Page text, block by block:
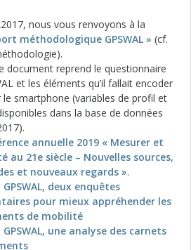
nous vous renvoyons à la
méthodologique GPSWAL » (cf.
document reprend le questionnaire
et les éléments qu’il fallait encoder
le smartphone (variables de profil et
dans la base de données
annuelle 2019 « Mesurer et
au 21e siècle – Nouvelles sources,
et nouveaux regards ».
GPSWAL, deux enquêtes
pour mieux appréhender les
de mobilité
GPSWAL, une analyse des carnets